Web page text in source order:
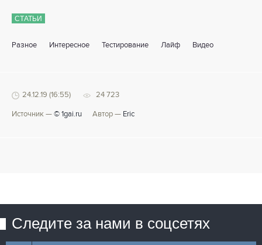
СТАТЬИ
Разное Интересное Тестирование Лайф Видео
24.12.19 (16:55) 24 723
Источник — © 1gai.ru Автор — Eric
Следите за нами в соцсетях